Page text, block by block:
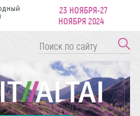
23 НОЯБРЯ-27
НОЯБРЯ 2024